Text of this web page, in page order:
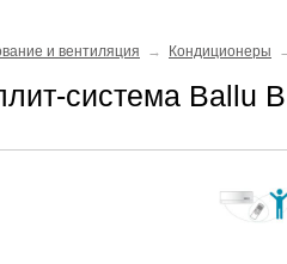
и вентиляция Кондиционеры
система Ballu